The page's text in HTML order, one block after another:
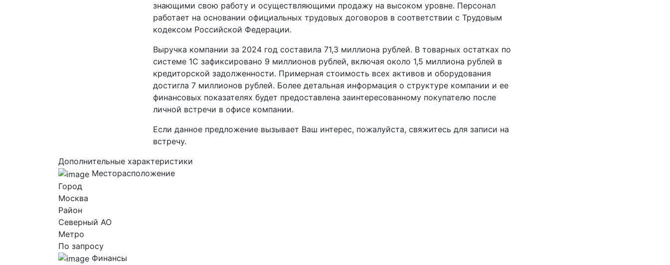
знающими свою работу и осуществляющими продажу на высоком уровне. Персонал
работает на основании официальных трудовых договоров в соответствии с Трудовым
кодексом Российской Федерации.
Выручка компании за 2024 год составила 71,3 миллиона рублей. В товарных остатках по
системе 1С зафиксировано 9 миллионов рублей, включая около 1,5 миллиона рублей в
кредиторской задолженности. Примерная стоимость всех активов и оборудования
достигла 7 миллионов рублей. Более детальная информация о структуре компании и ее
финансовых показателях будет предоставлена заинтересованному покупателю после
личной встречи в офисе компании.
Если данное предложение вызывает Ваш интерес, пожалуйста, свяжитесь для записи на
встречу.
Дополнительные характеристики
Месторасположение
Город
Москва
Район
Северный AO
Метро
По запросу
Финансы